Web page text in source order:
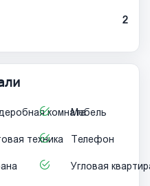
2
комнатаМебель
техника Телефон
Угловая